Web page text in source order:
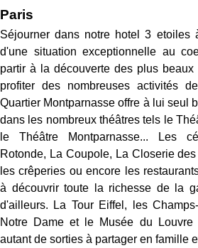
Paris
Séjourner dans notre hotel 3 etoiles
d'une situation exceptionnelle au
partir à la découverte des plus
profiter des nombreuses activités
Quartier Montparnasse offre à lui seul
dans les nombreux théâtres tels le
le Théâtre Montparnasse... Les
Rotonde, La Coupole, La Closerie
les crêperies ou encore les
à découvrir toute la richesse de la
d'ailleurs. La Tour Eiffel, les
Notre Dame et le Musée du Louvre
autant de sorties à partager en famille